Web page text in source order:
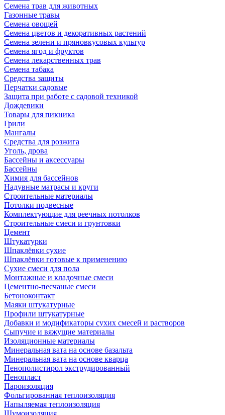
Семена трав для животных
Газонные травы
Семена овощей
Семена цветов и декоративных растений
Семена зелени и пряновкусовых культур
Семена ягод и фруктов
Семена лекарственных трав
Семена табака
Средства защиты
Перчатки садовые
Защита при работе с садовой техникой
Дождевики
Товары для пикника
Грили
Мангалы
Средства для розжига
Уголь, дрова
Бассейны и аксессуары
Бассейны
Химия для бассейнов
Надувные матрасы и круги
Строительные материалы
Потолки подвесные
Комплектующие для реечных потолков
Строительные смеси и грунтовки
Цемент
Штукатурки
Шпаклёвки сухие
Шпаклёвки готовые к применению
Сухие смеси для пола
Монтажные и кладочные смеси
Цементно-песчаные смеси
Бетоноконтакт
Маяки штукатурные
Профили штукатурные
Добавки и модификаторы сухих смесей и растворов
Сыпучие и вяжущие материалы
Изоляционные материалы
Минеральная вата на основе базальта
Минеральная вата на основе кварца
Пенополистирол экструдированный
Пенопласт
Пароизоляция
Фольгированная теплоизоляция
Напыляемая теплоизоляция
Шумоизоляция